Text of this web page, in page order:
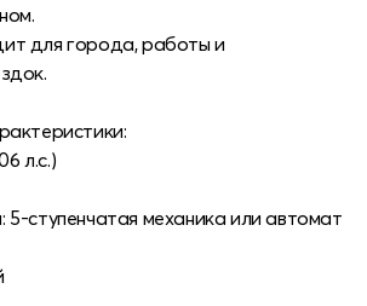
для города, работы и
л.с.)
ступенчатая механика или автомат